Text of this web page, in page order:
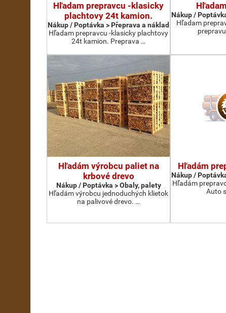
Hľadam prepravcu -klasicky
plachtovy 24t kamion.
Nákup / Poptávka > Přeprava a náklad
Hľadam prepravcu -klasicky plachtovy
24t kamion. Preprava …
Nákup /
Hľadam
Hľadám výrobcu paliet na
krbové drevo
Nákup / Poptávka > Obaly, palety
Hľadám výrobcu jednoduchých klietok
na palivové drevo. …
Hľadám
Nákup /
Hľadám
Auto